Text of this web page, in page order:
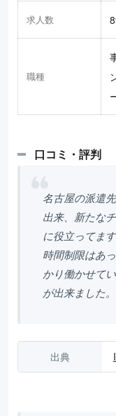
求人数
職種
口コミ・評判
名古屋の派遣
出来、新たな
に役立ってます
時間制限はあ
かり働かせて
が出来ました。
出典